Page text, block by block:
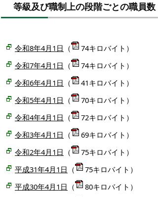
等級及び職制上の段階ごとの職員数
令和8年4月1日 （
74キロバイト）
令和7年4月1日 （
74キロバイト）
令和6年4月1日 （
41キロバイト）
令和5年4月1日 （
70キロバイト）
令和4年4月1日 （
72キロバイト）
令和3年4月1日 （
69キロバイト）
令和2年4月1日 （
75キロバイト）
平成31年4月1日 （
75キロバイト）
平成30年4月1日 （
80キロバイト）